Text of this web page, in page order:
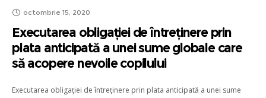
octombrie 15, 2020
Executarea obligației de întreținere prin
plata anticipată a unei sume globale care
să acopere nevoile copilului
Executarea obligației de întreținere prin plata anticipată a unei sume